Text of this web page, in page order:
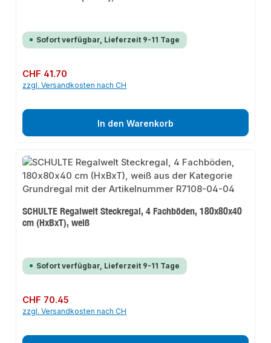
Sofort verfügbar, Lieferzeit 9-11 Tage
Regulärer Preis:
CHF 41.70
zzgl. Versandkosten nach CH
In den Warenkorb
SCHULTE Regalwelt Steckregal, 4 Fachböden, 180x80x40
cm (HxBxT), weiß
Sofort verfügbar, Lieferzeit 9-11 Tage
Regulärer Preis:
CHF 70.45
zzgl. Versandkosten nach CH